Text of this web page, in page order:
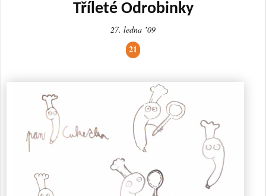
Tříleté Odrobinky
27. ledna ʼ09
21